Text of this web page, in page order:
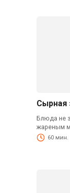
Сырная
Блюда не
жареным
60 мин.